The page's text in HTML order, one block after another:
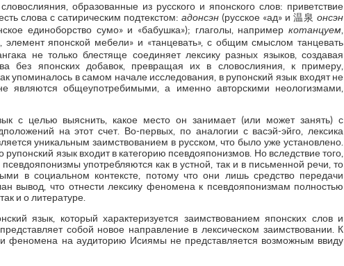
образованные из русского и японского слов: приветствие
слова с сатирическим подтекстом:адонсэн (русское «ад» и 温泉онсэн
единоборство сумо» и «бабушка»); глаголы, напримеркотанцуем
элемент японской мебели» и «танцевать», с общим смыслом танцевать
не только блестяще соединяет лексику разных языков, создавая
без японских добавок, превращая их в словослияния, к примеру,
упоминалось в самом начале исследования, в рупонский язык входят не
являются общеупотребимыми, а именно авторскими неологизмами,
с целью выяснить, какое место он занимает (или может занять) с
на этот счет. Во-первых, по аналогии с васэй-эйго, лексика
уникальным заимствованием в русском, что было уже установлено.
язык входит в категорию псевдояпонизмов. Но вследствие того,
употребляются как в устной, так и в письменной речи, то
в социальном контексте, потому что они лишь средство передачи
что отнести лексику феномена к псевдояпонизмам полностью
и о литературе.
язык, который характеризуется заимствованием японских слов и
собой новое направление в лексическом заимствовании. К
феномена на аудиторию Исиямы не представляется возможным ввиду